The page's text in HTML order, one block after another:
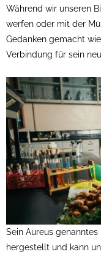
Während wir unseren
werfen oder mit der
Gedanken gemacht
Verbindung für sein
Sein Aureus
hergestellt und kann